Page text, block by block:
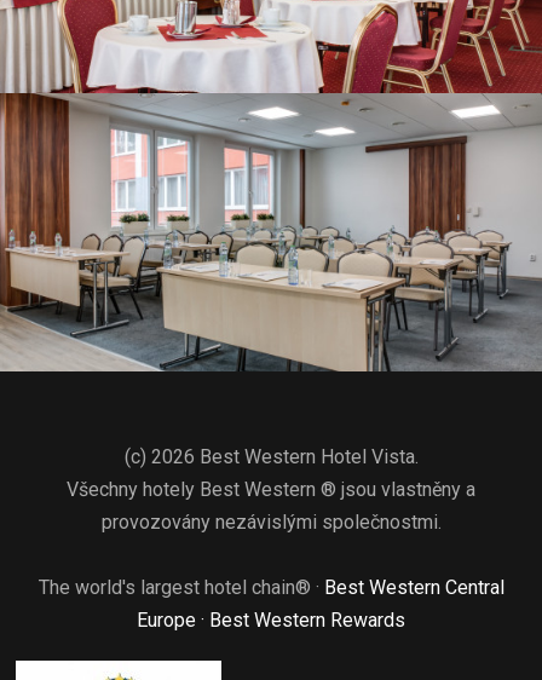
(c) 2026 Best Western Hotel Vista.
Všechny hotely Best Western ® jsou vlastněny a
provozovány nezávislými společnostmi.
The world's largest hotel chain® · Best Western Central
Europe · Best Western Rewards